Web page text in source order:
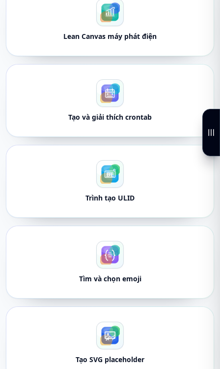
Lean Canvas máy phát điện
Tạo và giải thích crontab
Trình tạo ULID
Tìm và chọn emoji
Tạo SVG placeholder